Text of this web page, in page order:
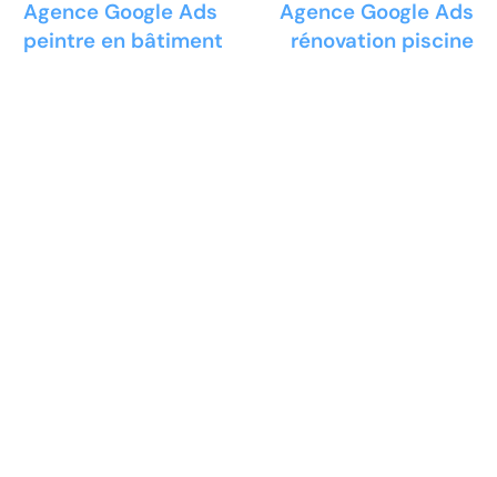
Agence Google Ads
peintre en bâtiment
Agence Google Ads
rénovation piscine